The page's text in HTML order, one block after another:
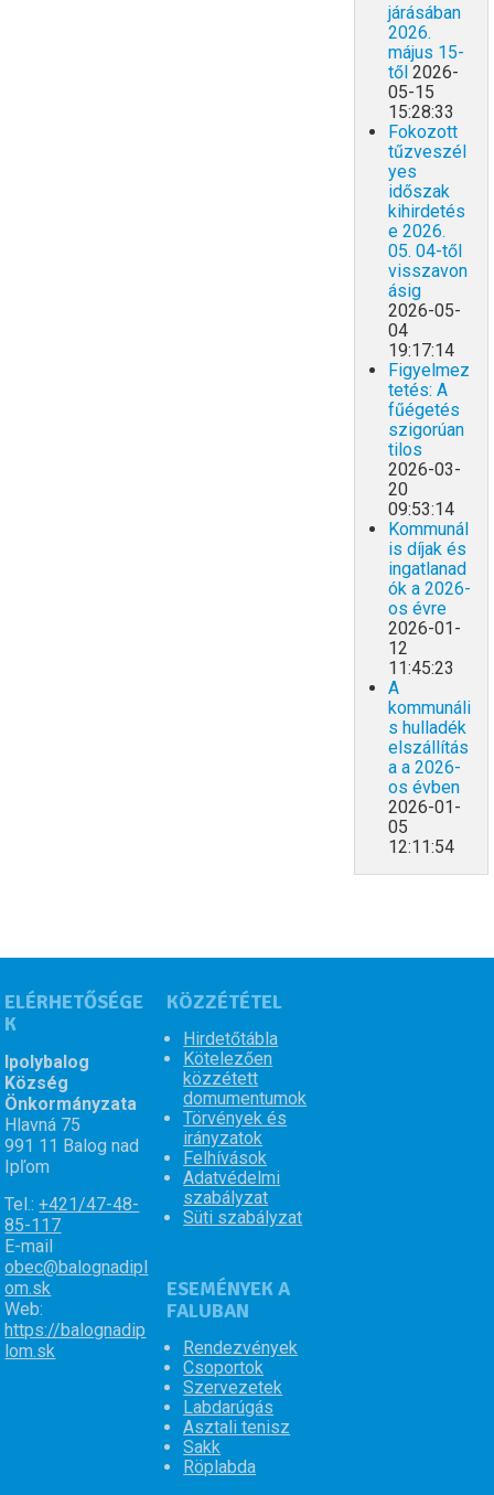
járásában
2026.
május 15-
től 2026-
05-15
15:28:33
Fokozott
tűzveszél
yes
időszak
kihirdetés
e 2026.
05. 04-től
visszavon
ásig
2026-05-
04
19:17:14
Figyelmez
tetés: A
fűégetés
szigorúan
tilos
2026-03-
20
09:53:14
Kommunál
is díjak és
ingatlanad
ók a 2026-
os évre
2026-01-
12
11:45:23
A
kommunáli
s hulladék
elszállítás
a a 2026-
os évben
2026-01-
05
12:11:54
ELÉRHETŐSÉGE
K
Ipolybalog
Község
Önkormányzata
Hlavná 75
991 11 Balog nad
Ipľom
Tel.:+421/47-48-
85-117
E-mail
obec@balognadipl
om.sk
Web:
https://balognadip
lom.sk
KÖZZÉTÉTEL
Hirdetőtábla
Kötelezően
közzétett
domumentumok
Törvények és
irányzatok
Felhívások
Adatvédelmi
szabályzat
Süti szabályzat
ESEMÉNYEK A
FALUBAN
Rendezvények
Csoportok
Szervezetek
Labdarúgás
Asztali tenisz
Sakk
Röplabda
UŽITOČNÉ ODKAZY
DigitalBase.sk